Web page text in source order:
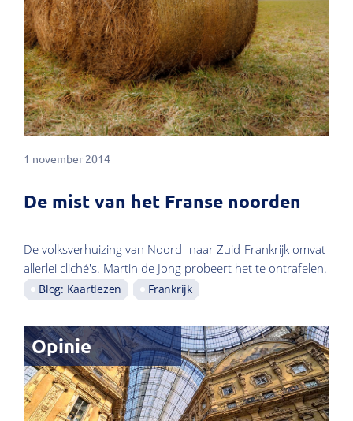
1 november 2014
De mist van het Franse noorden
De volksverhuizing van Noord- naar Zuid-Frankrijk omvat
allerlei cliché's. Martin de Jong probeert het te ontrafelen.
Blog: Kaartlezen Frankrijk
Opinie